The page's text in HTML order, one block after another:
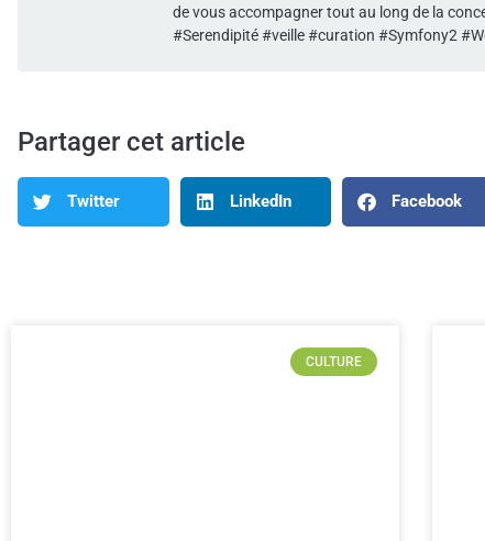
de vous accompagner tout au long de la
#Serendipité #veille #curation #Symfony2
Partager cet article
Twitter LinkedIn Facebook
CULTURE